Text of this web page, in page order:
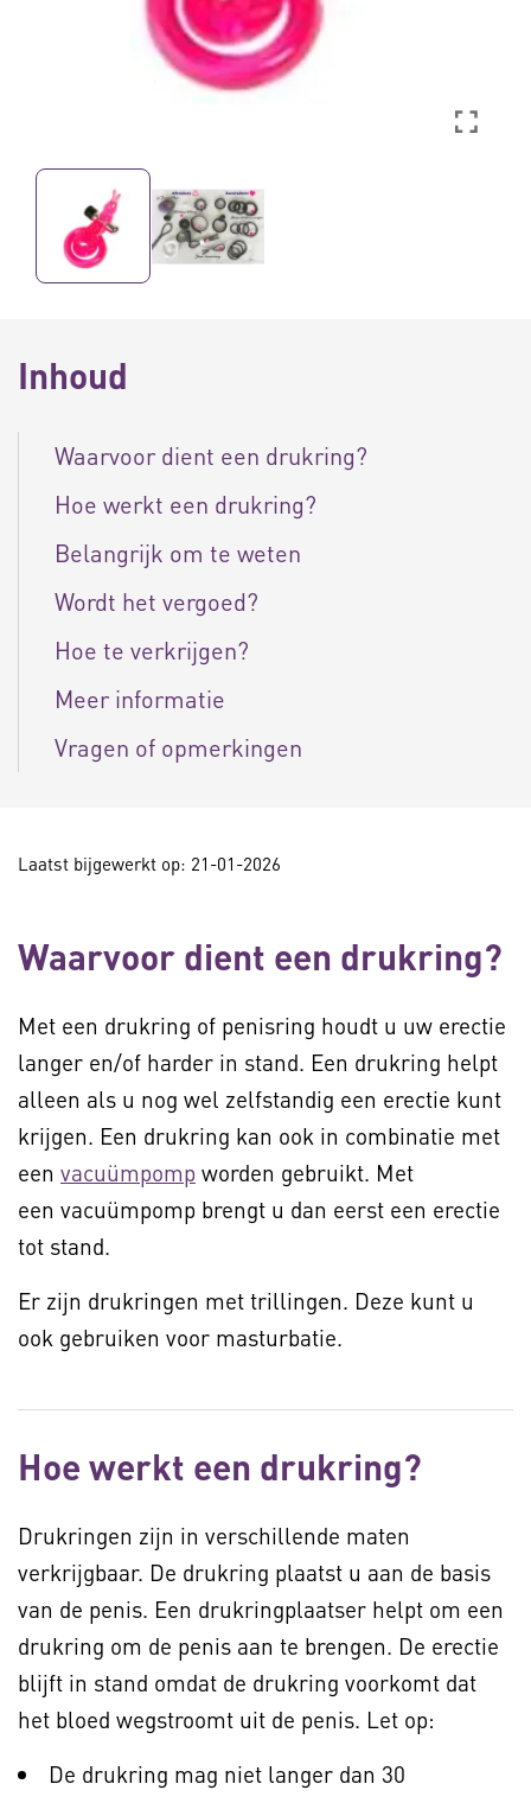
Inhoud
Waarvoor dient een drukring?
Hoe werkt een drukring?
Belangrijk om te weten
Wordt het vergoed?
Hoe te verkrijgen?
Meer informatie
Vragen of opmerkingen
Laatst bijgewerkt op: 21-01-2026
Waarvoor dient een drukring?
Met een drukring of penisring houdt u uw erectie
langer en/of harder in stand. Een drukring helpt
alleen als u nog wel zelfstandig een erectie kunt
krijgen. Een drukring kan ook in combinatie met
een vacuümpomp worden gebruikt. Met
een vacuümpomp brengt u dan eerst een erectie
tot stand.
Er zijn drukringen met trillingen. Deze kunt u
ook gebruiken voor masturbatie.
Hoe werkt een drukring?
Drukringen zijn in verschillende maten
verkrijgbaar. De drukring plaatst u aan de basis
van de penis. Een drukringplaatser helpt om een
drukring om de penis aan te brengen. De erectie
blijft in stand omdat de drukring voorkomt dat
het bloed wegstroomt uit de penis. Let op:
De drukring mag niet langer dan 30